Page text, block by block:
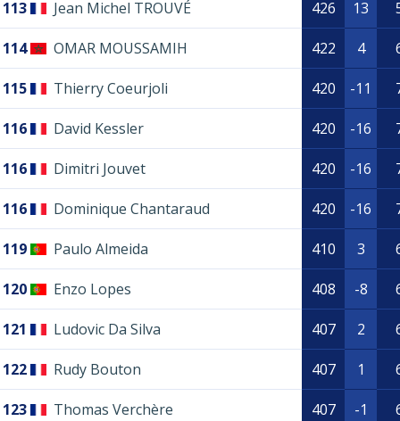
113 Jean Michel TROUVÉ 426 13
114 OMAR MOUSSAMIH 422 4
115 Thierry Coeurjoli 420 -11
116 David Kessler 420 -16
116 Dimitri Jouvet 420 -16
116 Dominique Chantaraud 420 -16
119 Paulo Almeida 410 3
120 Enzo Lopes 408 -8
121 Ludovic Da Silva 407 2
122 Rudy Bouton 407 1
123 Thomas Verchère 407 -1